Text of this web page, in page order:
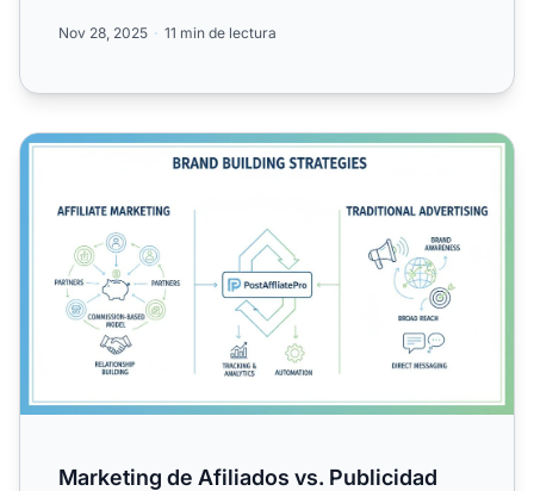
Nov 28, 2025 11 min de lectura
Marketing de Afiliados vs. Publicidad para Construir
Marketing de Afiliados vs. Publicidad